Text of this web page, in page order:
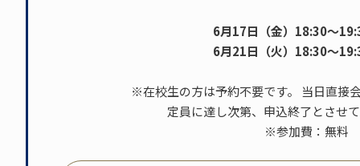
6月17日（金）18:30～
6月21日（火）18:30～
※在校生の方は予約不要です。 当日直接
定員に達し次第、申込終了とさせ
※参加費：無料